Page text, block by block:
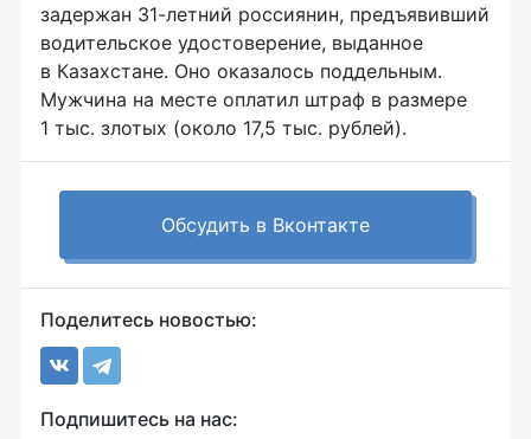
задержан 31-летний россиянин, предъявивший
водительское удостоверение, выданное
в Казахстане. Оно оказалось поддельным.
Мужчина на месте оплатил штраф в размере
1 тыс. злотых (около 17,5 тыс. рублей).
Обсудить в Вконтакте
Поделитесь новостью:
Подпишитесь на нас: